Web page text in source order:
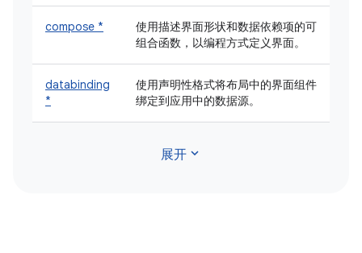
compose *
使用描述界面形状和数据依赖项的可
组合函数，以编程方式定义界面。
databinding
*
使用声明性格式将布局中的界面组件
绑定到应用中的数据源。
展开 expand_more